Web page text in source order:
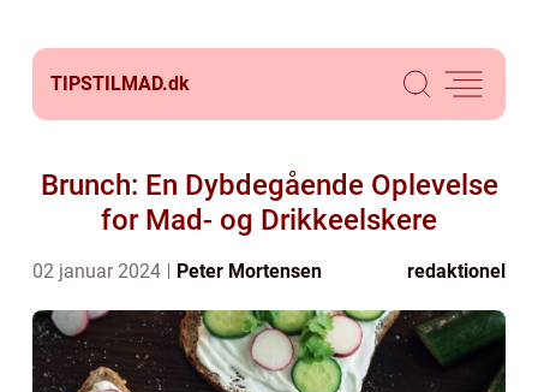
TIPSTILMAD.dk
Brunch: En Dybdegående Oplevelse
for Mad- og Drikkeelskere
02 januar 2024 Peter Mortensen redaktionel